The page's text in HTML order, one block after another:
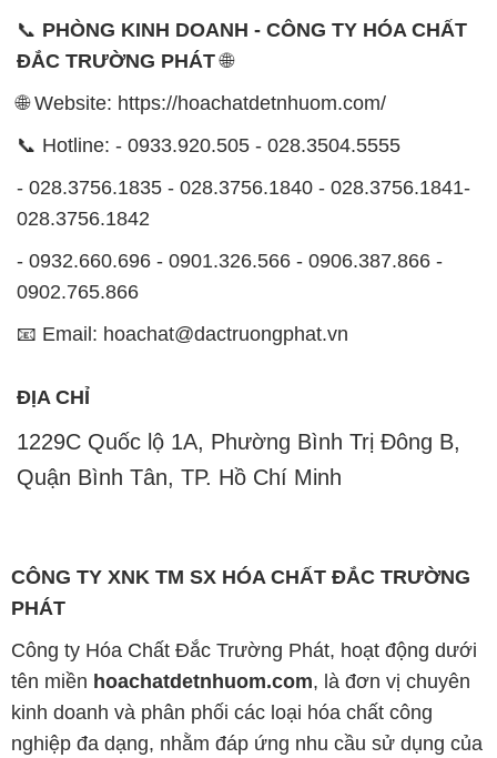
📞 PHÒNG KINH DOANH - CÔNG TY HÓA CHẤT
ĐẮC TRƯỜNG PHÁT🌐
🌐 Website: https://hoachatdetnhuom.com/
📞 Hotline: - 0933.920.505 - 028.3504.5555
- 028.3756.1835 - 028.3756.1840 - 028.3756.1841-
028.3756.1842
- 0932.660.696 - 0901.326.566 - 0906.387.866 -
0902.765.866
📧 Email: hoachat@dactruongphat.vn
ĐỊA CHỈ
1229C Quốc lộ 1A, Phường Bình Trị Đông B,
Quận Bình Tân, TP. Hồ Chí Minh
CÔNG TY XNK TM SX HÓA CHẤT ĐẮC TRƯỜNG
PHÁT
Công ty Hóa Chất Đắc Trường Phát, hoạt động dưới
tên miền hoachatdetnhuom.com, là đơn vị chuyên
kinh doanh và phân phối các loại hóa chất công
nghiệp đa dạng, nhằm đáp ứng nhu cầu sử dụng của